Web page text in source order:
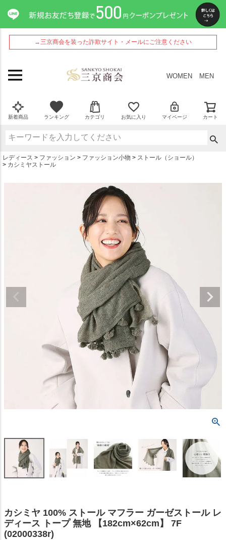
→三京商会を装った詐欺サイト・メールにご注意ください
WOMEN MEN
新着商品 ランキング カテゴリ お気に入り マイページ カート
レディース ファッション ファッション小物
ストール（ショール）
カシミヤストール
カシミヤ 100% ストール マフラー ガーゼストール レ
ディース トープ 無地 【182cm×62cm】 7F
(02000338r)
ペー
ジト
ップ
へ